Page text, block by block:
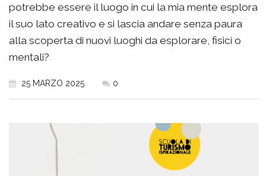
potrebbe essere il luogo in cui la mia mente esplora
il suo lato creativo e si lascia andare senza paura
alla scoperta di nuovi luoghi da esplorare, fisici o
mentali?
25 MARZO 2025 0